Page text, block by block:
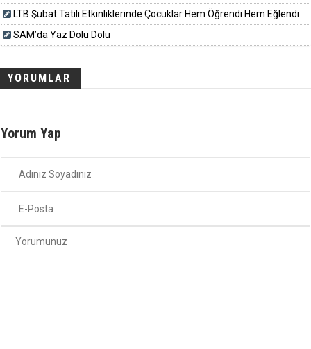
LTB Şubat Tatili Etkinliklerinde Çocuklar Hem Öğrendi Hem Eğlendi
SAM’da Yaz Dolu Dolu
YORUMLAR
Yorum Yap